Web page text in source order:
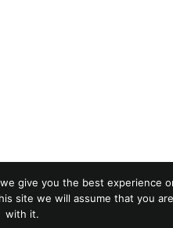
give you the best experience
site we will assume that you
with it.